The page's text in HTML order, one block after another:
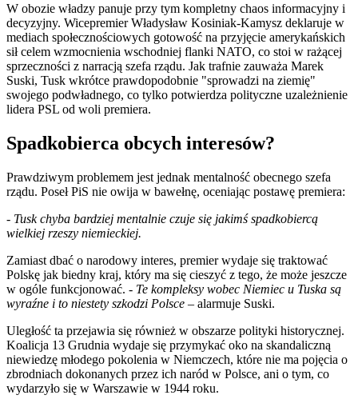
W obozie władzy panuje przy tym kompletny chaos informacyjny i
decyzyjny. Wicepremier Władysław Kosiniak-Kamysz deklaruje w
mediach społecznościowych gotowość na przyjęcie amerykańskich
sił celem wzmocnienia wschodniej flanki NATO, co stoi w rażącej
sprzeczności z narracją szefa rządu. Jak trafnie zauważa Marek
Suski, Tusk wkrótce prawdopodobnie "sprowadzi na ziemię"
swojego podwładnego, co tylko potwierdza polityczne uzależnienie
lidera PSL od woli premiera.
Spadkobierca obcych interesów?
Prawdziwym problemem jest jednak mentalność obecnego szefa
rządu. Poseł PiS nie owija w bawełnę, oceniając postawę premiera:
- Tusk chyba bardziej mentalnie czuje się jakimś spadkobiercą
wielkiej rzeszy niemieckiej.
Zamiast dbać o narodowy interes, premier wydaje się traktować
Polskę jak biedny kraj, który ma się cieszyć z tego, że może jeszcze
w ogóle funkcjonować. - Te kompleksy wobec Niemiec u Tuska są
wyraźne i to niestety szkodzi Polsce – alarmuje Suski.
Uległość ta przejawia się również w obszarze polityki historycznej.
Koalicja 13 Grudnia wydaje się przymykać oko na skandaliczną
niewiedzę młodego pokolenia w Niemczech, które nie ma pojęcia o
zbrodniach dokonanych przez ich naród w Polsce, ani o tym, co
wydarzyło się w Warszawie w 1944 roku.